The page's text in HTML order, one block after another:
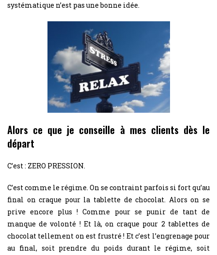
systématique n’est pas une bonne idée.
Alors ce que je conseille à mes clients dès le
départ
C’est : ZERO PRESSION.
C’est comme le régime. On se contraint parfois si fort qu’au
final on craque pour la tablette de chocolat. Alors on se
prive encore plus ! Comme pour se punir de tant de
manque de volonté ! Et là, on craque pour 2 tablettes de
chocolat tellement on est frustré ! Et c’est l’engrenage pour
au final, soit prendre du poids durant le régime, soit